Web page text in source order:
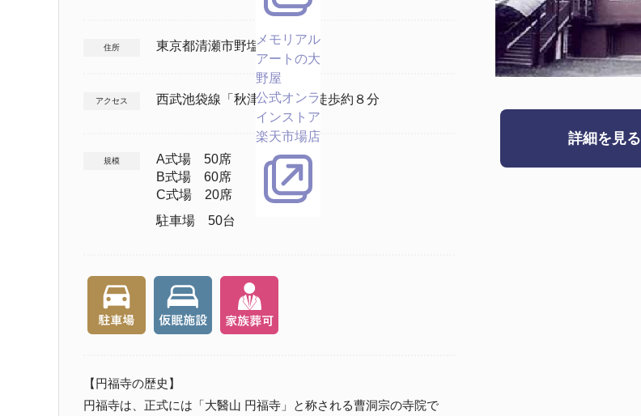
メモリアル
アートの大
野屋
公式オンラ
インストア
楽天市場店
詳細を見る
住所 東京都清瀬市野塩３－５１
アクセス 西武池袋線「秋津駅」下車 徒歩約８分
規模
A式場 50席
B式場 60席
C式場 20席
駐車場 50台
【円福寺の歴史】
円福寺は、正式には「大醫山 円福寺」と称される曹洞宗の寺院で